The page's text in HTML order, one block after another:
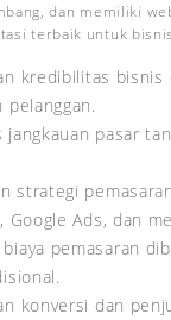
dan memiliki
terbaik untuk bisnis.
kredibilitas bisnis
pelanggan.
jangkauan pasar
strategi
Google Ads, dan
pemasaran
konversi dan